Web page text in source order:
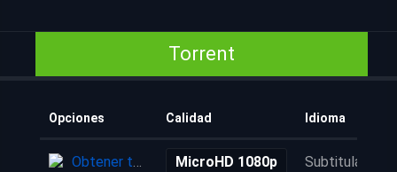
Torrent
Opciones Calidad Idioma
Obtener torrent MicroHD 1080p Subtitulada